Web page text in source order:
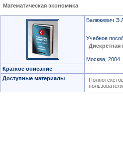
Математическая экономика
Балюкевич
Учебное
Дискретная
Москва, 2004
Краткое описание
Доступные материалы